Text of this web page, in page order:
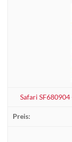
Safari